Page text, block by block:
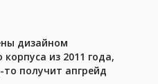
дизайном
из 2011 года,
получит апгрейд